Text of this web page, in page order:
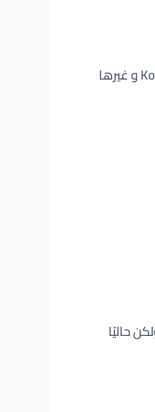
فمن حيث الاستخدام يوجد لغات تستخدم لتطبيق سطح المكتب مثل ++C واخرى تستخدم فى تطبيقات الموبيل مثل جافا Java و كوتلن Kotlin و غيرها
حاليًا